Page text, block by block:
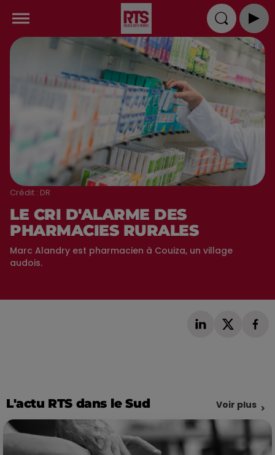
Crédit : DR
LE CRI D'ALARME DES
PHARMACIES RURALES
Marc Alandry est pharmacien à Couiza, un village
audois.
L'actu RTS dans le Sud Voir plus